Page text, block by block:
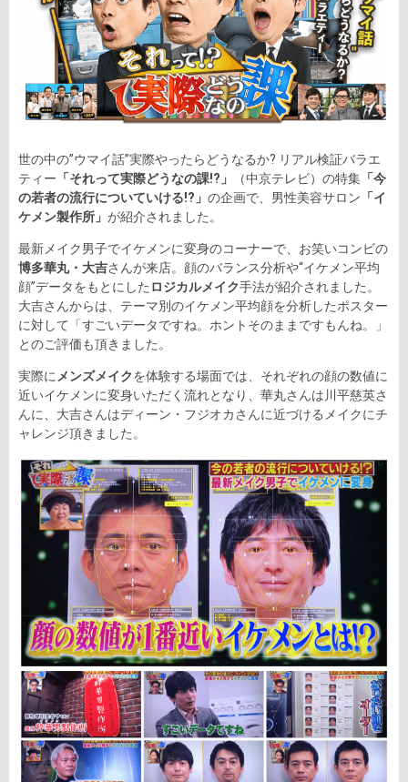
世の中の”ウマイ話”実際やったらどうなるか? リアル検証バラエ
ティー 「それって実際どうなの課!?」 （中京テレビ）の特集 「今
の若者の流行についていける!?」 の企画で、男性美容サロン 「イ
ケメン製作所」 が紹介されました。
最新メイク男子でイケメンに変身のコーナーで、お笑いコンビの
博多華丸・大吉さんが来店。顔のバランス分析や“イケメン平均
顔”データをもとにした ロジカルメイク手法が紹介されました。
大吉さんからは、テーマ別のイケメン平均顔を分析したポスター
に対して「すごいデータですね。ホントそのままですもんね。」
とのご評価も頂きました。
実際にメンズメイクを体験する場面では、それぞれの顔の数値に
近いイケメンに変身いただく流れとなり、華丸さんは川平慈英さ
んに、大吉さんはディーン・フジオカさんに近づけるメイクにチ
ャレンジ頂きました。